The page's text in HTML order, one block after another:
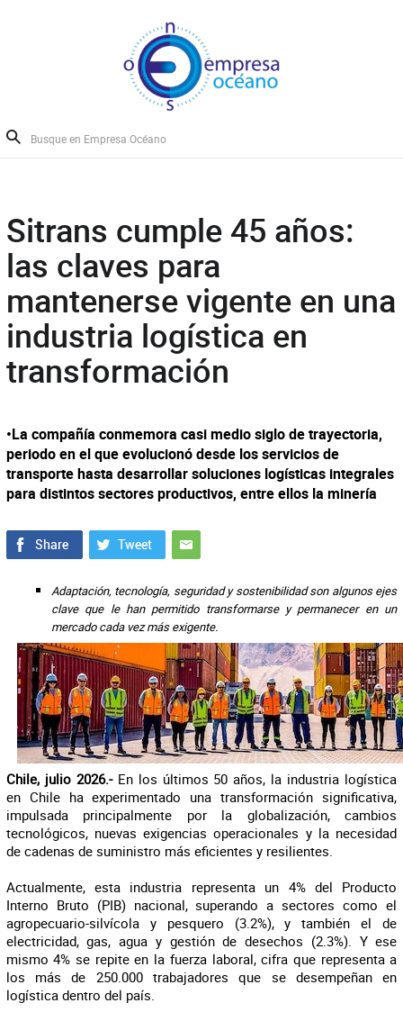
Sitrans cumple 45 años:
las claves para
mantenerse vigente en una
industria logística en
transformación
•La compañía conmemora casi medio siglo de trayectoria,
periodo en el que evolucionó desde los servicios de
transporte hasta desarrollar soluciones logísticas integrales
para distintos sectores productivos, entre ellos la minería
Adaptación, tecnología, seguridad y sostenibilidad son algunos ejes
clave que le han permitido transformarse y permanecer en un
mercado cada vez más exigente.
Chile, julio 2026.-En los últimos 50 años, la industria logística
en Chile ha experimentado una transformación significativa,
impulsada principalmente por la globalización, cambios
tecnológicos, nuevas exigencias operacionales y la necesidad
de cadenas de suministro más eficientes y resilientes.
Actualmente, esta industria representa un 4% del Producto
Interno Bruto (PIB) nacional, superando a sectores como el
agropecuario-silvícola y pesquero (3.2%), y también el de
electricidad, gas, agua y gestión de desechos (2.3%). Y ese
mismo 4% se repite en la fuerza laboral, cifra que representa a
los más de 250.000 trabajadores que se desempeñan en
logística dentro del país.